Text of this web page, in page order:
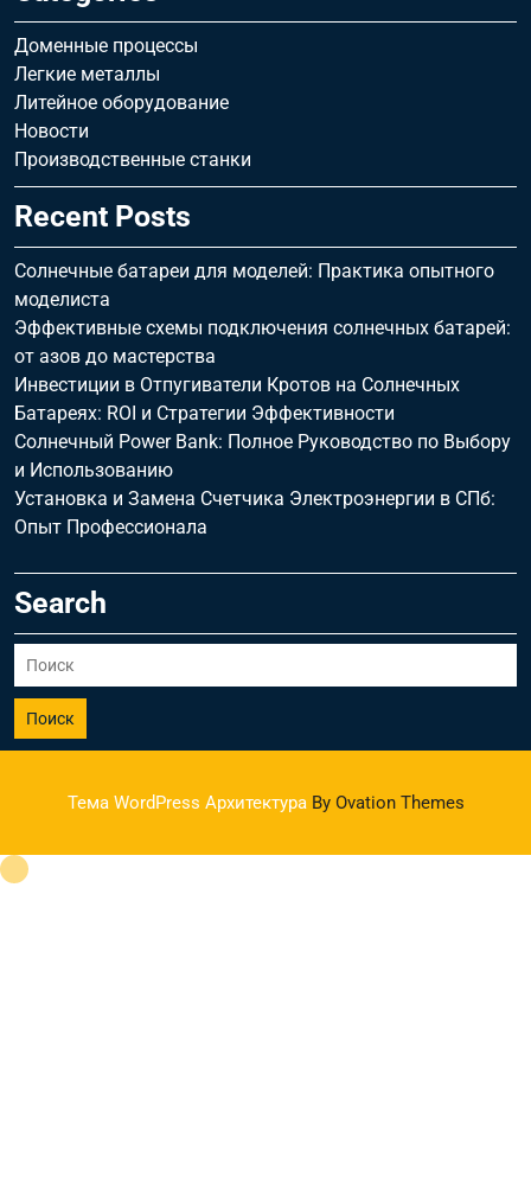
Доменные процессы
Легкие металлы
Литейное оборудование
Новости
Производственные станки
Recent Posts
Солнечные батареи для моделей: Практика опытного
моделиста
Эффективные схемы подключения солнечных батарей:
от азов до мастерства
Инвестиции в Отпугиватели Кротов на Солнечных
Батареях: ROI и Стратегии Эффективности
Солнечный Power Bank: Полное Руководство по Выбору
и Использованию
Установка и Замена Счетчика Электроэнергии в СПб:
Опыт Профессионала
Search
Поиск
Тема WordPress Архитектура By Ovation Themes